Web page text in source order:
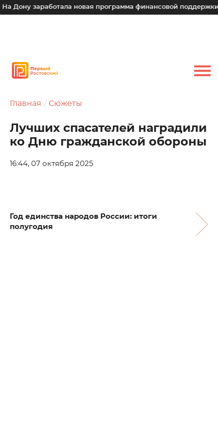
новая программа финансовой поддержки для
Главная Сюжеты
Лучших спасателей наградили
ко Дню гражданской обороны
16:44, 07 октября 2025
Год единства народов России: итоги
полугодия